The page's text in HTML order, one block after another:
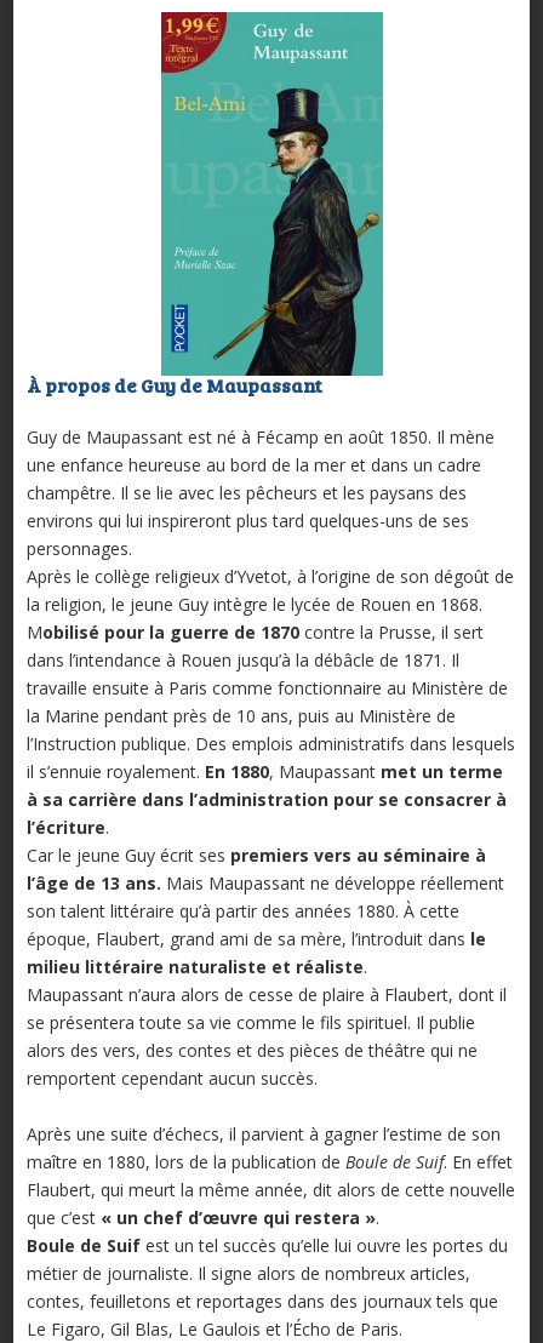
À propos de Guy de Maupassant
Guy de Maupassant est né à Fécamp en août 1850. Il mène
une enfance heureuse au bord de la mer et dans un cadre
champêtre. Il se lie avec les pêcheurs et les paysans des
environs qui lui inspireront plus tard quelques-uns de ses
personnages.
Après le collège religieux d’Yvetot, à l’origine de son dégoût de
la religion, le jeune Guy intègre le lycée de Rouen en 1868.
Mobilisé pour la guerre de 1870contre la Prusse, il sert
dans l’intendance à Rouen jusqu’à la débâcle de 1871. Il
travaille ensuite à Paris comme fonctionnaire au Ministère de
la Marine pendant près de 10 ans, puis au Ministère de
l’Instruction publique. Des emplois administratifs dans lesquels
il s’ennuie royalement. En 1880, Maupassant met un terme
à sa carrière dans l’administration pour se consacrer à
l’écriture.
Car le jeune Guy écrit ses premiers vers au séminaire à
l’âge de 13 ans. Mais Maupassant ne développe réellement
son talent littéraire qu’à partir des années 1880. À cette
époque, Flaubert, grand ami de sa mère, l’introduit dans le
milieu littéraire naturaliste et réaliste.
Maupassant n’aura alors de cesse de plaire à Flaubert, dont il
se présentera toute sa vie comme le fils spirituel. Il publie
alors des vers, des contes et des pièces de théâtre qui ne
remportent cependant aucun succès.
Après une suite d’échecs, il parvient à gagner l’estime de son
maître en 1880, lors de la publication de Boule de Suif. En effet
Flaubert, qui meurt la même année, dit alors de cette nouvelle
que c’est « un chef d’œuvre qui restera ».
Boule de Suifest un tel succès qu’elle lui ouvre les portes du
métier de journaliste. Il signe alors de nombreux articles,
contes, feuilletons et reportages dans des journaux tels que
Le Figaro, Gil Blas, Le Gaulois et l’Écho de Paris.